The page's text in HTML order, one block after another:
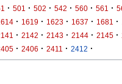
· 501 · 502 · 542 · 560 · 561 ·
· 1619 · 1623 · 1637 · 1681 ·
· 2142 · 2143 · 2144 · 2145 ·
· 2406 · 2411 · 2412 ·